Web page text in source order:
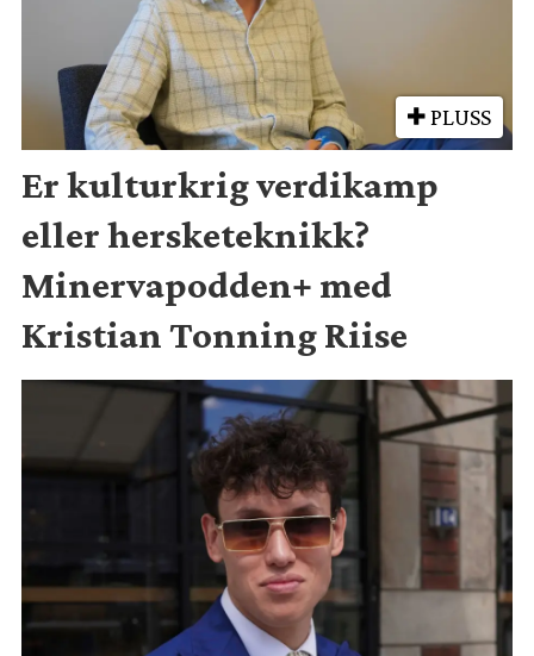
PLUSS
Er kulturkrig verdikamp
eller hersketeknikk?
Minervapodden+ med
Kristian Tonning Riise